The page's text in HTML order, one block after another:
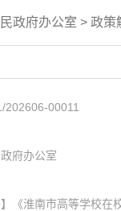
政府办公室 > 政策
202606-00011
府办公室
】《淮南市高等学校在